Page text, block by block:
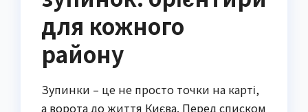
для кожного
району
Зупинки – це не просто точки на карті,
а ворота до життя Києва. Перед списком